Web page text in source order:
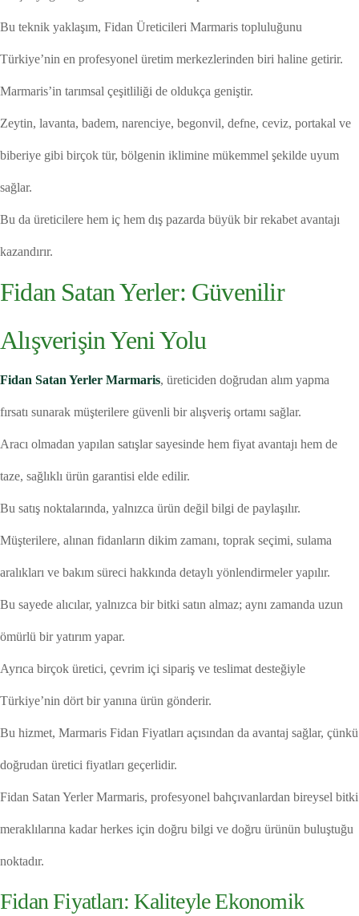
Bu teknik yaklaşım, Fidan Üreticileri Marmaris topluluğunu
Türkiye’nin en profesyonel üretim merkezlerinden biri haline getirir.
Marmaris’in tarımsal çeşitliliği de oldukça geniştir.
Zeytin, lavanta, badem, narenciye, begonvil, defne, ceviz, portakal ve
biberiye gibi birçok tür, bölgenin iklimine mükemmel şekilde uyum
sağlar.
Bu da üreticilere hem iç hem dış pazarda büyük bir rekabet avantajı
kazandırır.
Fidan Satan Yerler: Güvenilir
Alışverişin Yeni Yolu
Fidan Satan Yerler Marmaris, üreticiden doğrudan alım yapma
fırsatı sunarak müşterilere güvenli bir alışveriş ortamı sağlar.
Aracı olmadan yapılan satışlar sayesinde hem fiyat avantajı hem de
taze, sağlıklı ürün garantisi elde edilir.
Bu satış noktalarında, yalnızca ürün değil bilgi de paylaşılır.
Müşterilere, alınan fidanların dikim zamanı, toprak seçimi, sulama
aralıkları ve bakım süreci hakkında detaylı yönlendirmeler yapılır.
Bu sayede alıcılar, yalnızca bir bitki satın almaz; aynı zamanda uzun
ömürlü bir yatırım yapar.
Ayrıca birçok üretici, çevrim içi sipariş ve teslimat desteğiyle
Türkiye’nin dört bir yanına ürün gönderir.
Bu hizmet, Marmaris Fidan Fiyatları açısından da avantaj sağlar, çünkü
doğrudan üretici fiyatları geçerlidir.
Fidan Satan Yerler Marmaris, profesyonel bahçıvanlardan bireysel bitki
meraklılarına kadar herkes için doğru bilgi ve doğru ürünün buluştuğu
noktadır.
Fidan Fiyatları: Kaliteyle Ekonomik